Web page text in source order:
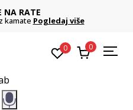
NA RATE
kamate Pogledaj više
0 0